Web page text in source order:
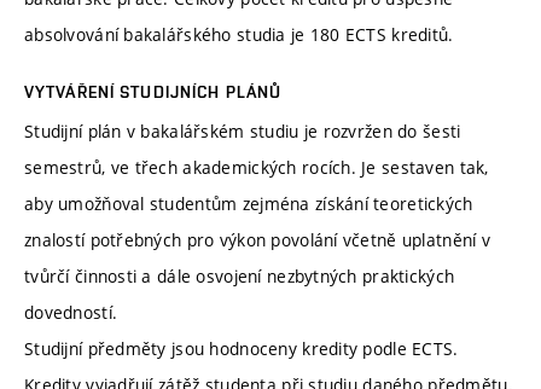
absolvování bakalářského studia je 180 ECTS kreditů.
VYTVÁŘENÍ STUDIJNÍCH PLÁNŮ
Studijní plán v bakalářském studiu je rozvržen do šesti
semestrů, ve třech akademických rocích. Je sestaven tak,
aby umožňoval studentům zejména získání teoretických
znalostí potřebných pro výkon povolání včetně uplatnění v
tvůrčí činnosti a dále osvojení nezbytných praktických
dovedností.
Studijní předměty jsou hodnoceny kredity podle ECTS.